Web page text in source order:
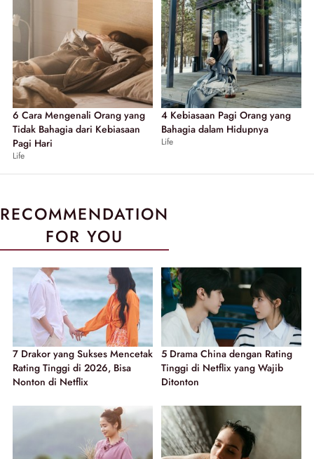
6 Cara Mengenali Orang yang
Tidak Bahagia dari Kebiasaan
Pagi Hari
Life
4 Kebiasaan Pagi Orang yang
Bahagia dalam Hidupnya
Life
RECOMMENDATION
FOR YOU
7 Drakor yang Sukses Mencetak
Rating Tinggi di 2026, Bisa
Nonton di Netflix
5 Drama China dengan Rating
Tinggi di Netflix yang Wajib
Ditonton